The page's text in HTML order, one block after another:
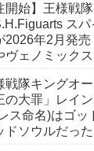
開始】王様戦
スパ
2026年2月発
ヴェノミック
戦隊キングオ
の大罪」レイ
ス命名)はゴッ
ドソウルだっ